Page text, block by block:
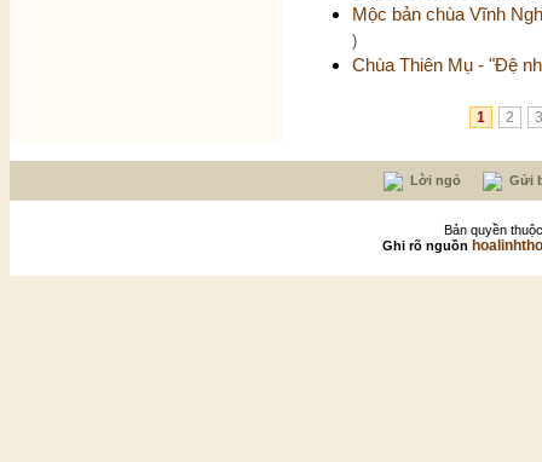
Mộc bản chùa Vĩnh
)
Chùa Thiên Mụ - "Đệ
1 2 3
Lời ngỏ Gửi
Bản quyền
Ghi rõ nguồn